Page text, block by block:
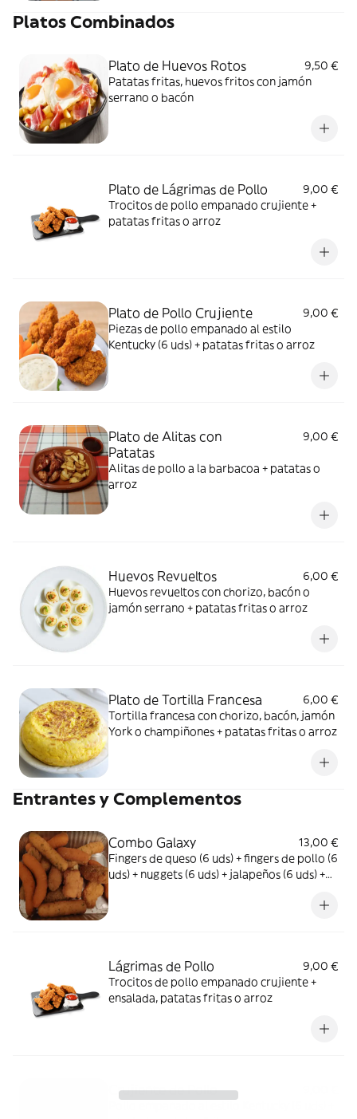
Platos Combinados
Plato de Huevos Rotos
9,50 €
Patatas fritas, huevos fritos con jamón
serrano o bacón
Plato de Lágrimas de Pollo
9,00 €
Trocitos de pollo empanado crujiente +
patatas fritas o arroz
Plato de Pollo Crujiente
9,00 €
Piezas de pollo empanado al estilo
Kentucky (6 uds) + patatas fritas o arroz
Plato de Alitas con
Patatas
9,00 €
Alitas de pollo a la barbacoa + patatas o
arroz
Huevos Revueltos
6,00 €
Huevos revueltos con chorizo, bacón o
jamón serrano + patatas fritas o arroz
Plato de Tortilla Francesa
6,00 €
Tortilla francesa con chorizo, bacón, jamón
York o champiñones + patatas fritas o arroz
Entrantes y Complementos
Combo Galaxy
13,00 €
Fingers de queso (6 uds) + fingers de pollo (6
uds) + nuggets (6 uds) + jalapeños (6 uds) +
Lágrimas de Pollo
9,00 €
Trocitos de pollo empanado crujiente +
ensalada, patatas fritas o arroz
Crujiente de Pollo